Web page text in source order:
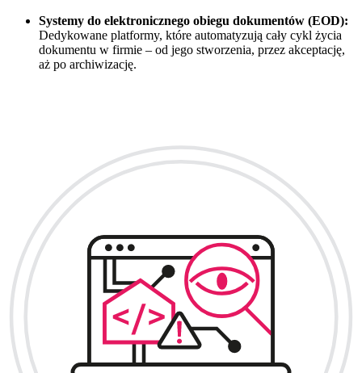
Systemy do elektronicznego obiegu dokumentów (EOD):
Dedykowane platformy, które automatyzują cały cykl życia
dokumentu w firmie – od jego stworzenia, przez akceptację,
aż po archiwizację.